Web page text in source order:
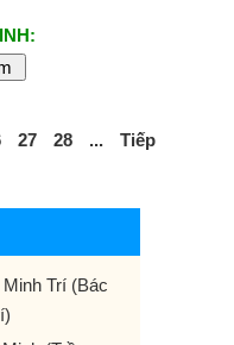
27 28 ... Tiếp
Trí (Bác